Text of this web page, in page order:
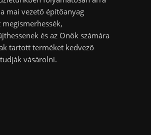
mai vezető építőanyag
és az Önök számára
tartott terméket kedvező
vásárolni.